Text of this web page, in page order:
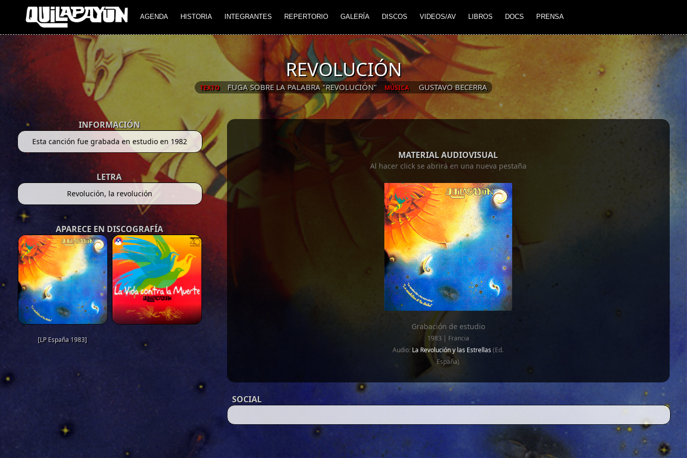
AGENDA HISTORIA INTEGRANTES REPERTORIO GALERÍA DISCOS VIDEOS/AV LIBROS DOCS PRENSA
REVOLUCIÓN
TEXTO FUGA SOBRE LA PALABRA "REVOLUCIÓN" MÚSICA GUSTAVO BECERRA
INFORMACIÓN
Esta canción fue grabada en estudio en 1982
LETRA
Revolución, la revolución
APARECE EN DISCOGRAFÍA
[LP España 1983]
MATERIAL AUDIOVISUAL
Al hacer click se abrirá en una nueva pestaña
Grabación de estudio
1983 | Francia
Audio:La Revolución y las Estrellas(Ed.
España)
SOCIAL